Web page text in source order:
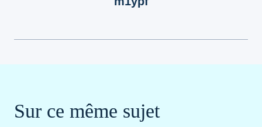
Sur ce même sujet